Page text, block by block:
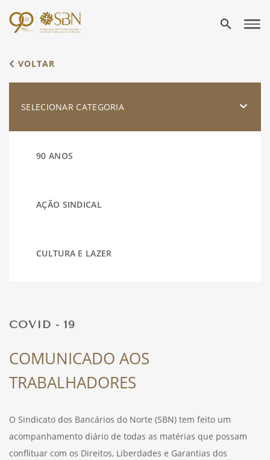
search
VOLTAR
SELECIONAR CATEGORIA
90 ANOS
AÇÃO SINDICAL
CULTURA E LAZER
FÉRIAS
COVID - 19
COMUNICADO AOS
TRABALHADORES
O Sindicato dos Bancários do Norte (SBN) tem feito um
acompanhamento diário de todas as matérias que possam
conflituar com os Direitos, Liberdades e Garantias dos